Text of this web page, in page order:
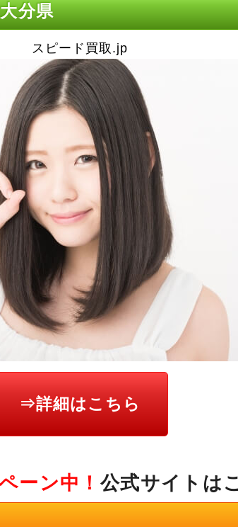
分県
スピード買取.jp
⇒詳細はこちら
ーン中！ 公式サイトは